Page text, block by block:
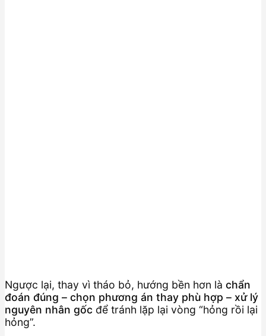
Ngược lại, thay vì tháo bỏ, hướng bền hơn là chẩn
đoán đúng – chọn phương án thay phù hợp – xử lý
nguyên nhân gốc để tránh lặp lại vòng “hỏng rồi lại
hỏng”.